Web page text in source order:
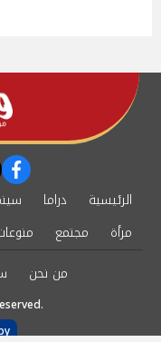
الرئيسية دراما
مرأة
مجتمع
من نحن